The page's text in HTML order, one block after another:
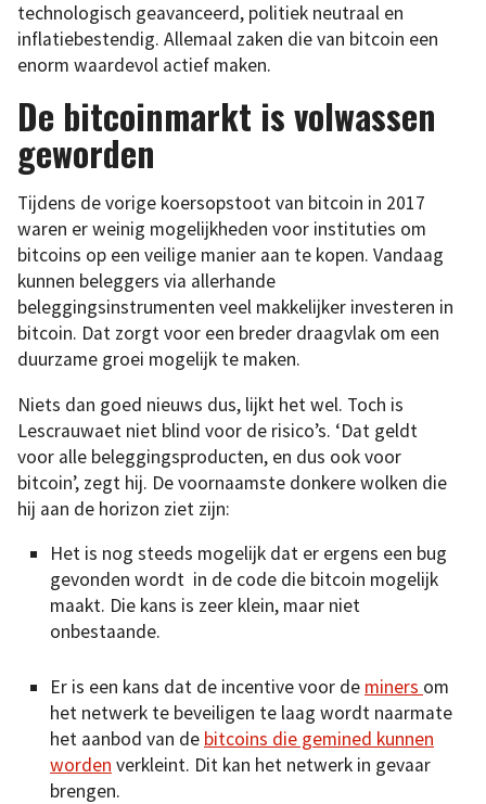
technologisch geavanceerd, politiek neutraal en
inflatiebestendig. Allemaal zaken die van bitcoin een
enorm waardevol actief maken.
De bitcoinmarkt is volwassen
geworden
Tijdens de vorige koersopstoot van bitcoin in 2017
waren er weinig mogelijkheden voor instituties om
bitcoins op een veilige manier aan te kopen. Vandaag
kunnen beleggers via allerhande
beleggingsinstrumenten veel makkelijker investeren in
bitcoin. Dat zorgt voor een breder draagvlak om een
duurzame groei mogelijk te maken.
Niets dan goed nieuws dus, lijkt het wel. Toch is
Lescrauwaet niet blind voor de risico’s. ‘Dat geldt
voor alle beleggingsproducten, en dus ook voor
bitcoin’, zegt hij. De voornaamste donkere wolken die
hij aan de horizon ziet zijn:
Het is nog steeds mogelijk dat er ergens een bug
gevonden wordt in de code die bitcoin mogelijk
maakt. Die kans is zeer klein, maar niet
onbestaande.
Er is een kans dat de incentive voor de miners om
het netwerk te beveiligen te laag wordt naarmate
het aanbod van de bitcoins die gemined kunnen
worden verkleint. Dit kan het netwerk in gevaar
brengen.